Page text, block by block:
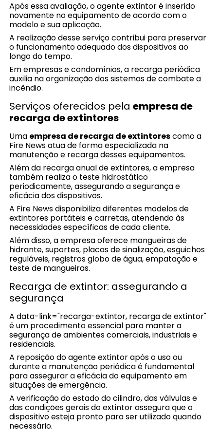
Após essa avaliação, o agente extintor é inserido
novamente no equipamento de acordo com o
modelo e sua aplicação.
A realização desse serviço contribui para preservar
o funcionamento adequado dos dispositivos ao
longo do tempo.
Em empresas e condomínios, a recarga periódica
auxilia na organização dos sistemas de combate a
incêndio.
Serviços oferecidos pelaempresa de
recarga de extintores
Uma empresa de recarga de extintorescomo a
Fire News atua de forma especializada na
manutenção e recarga desses equipamentos.
Além da recarga anual de extintores, a empresa
também realiza o teste hidrostático
periodicamente, assegurando a segurança e
eficácia dos dispositivos.
A Fire News disponibiliza diferentes modelos de
extintores portáteis e carretas, atendendo às
necessidades específicas de cada cliente.
Além disso, a empresa oferece mangueiras de
hidrante, suportes, placas de sinalização, esguichos
reguláveis, registros globo de água, empatação e
teste de mangueiras.
Recarga de extintor: assegurando a
segurança
A data-link="recarga-extintor, recarga de extintor"
é um procedimento essencial para manter a
segurança de ambientes comerciais, industriais e
residenciais.
A reposição do agente extintor após o uso ou
durante a manutenção periódica é fundamental
para assegurar a eficácia do equipamento em
situações de emergência.
A verificação do estado do cilindro, das válvulas e
das condições gerais do extintor assegura que o
dispositivo esteja pronto para ser utilizado quando
necessário.